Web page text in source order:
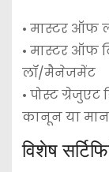
• मास्टर ऑफ
• मास्टर ऑफ
लॉ/मैनेजमेंट
• पोस्ट ग्रेजुएट
कानून या
विशेष